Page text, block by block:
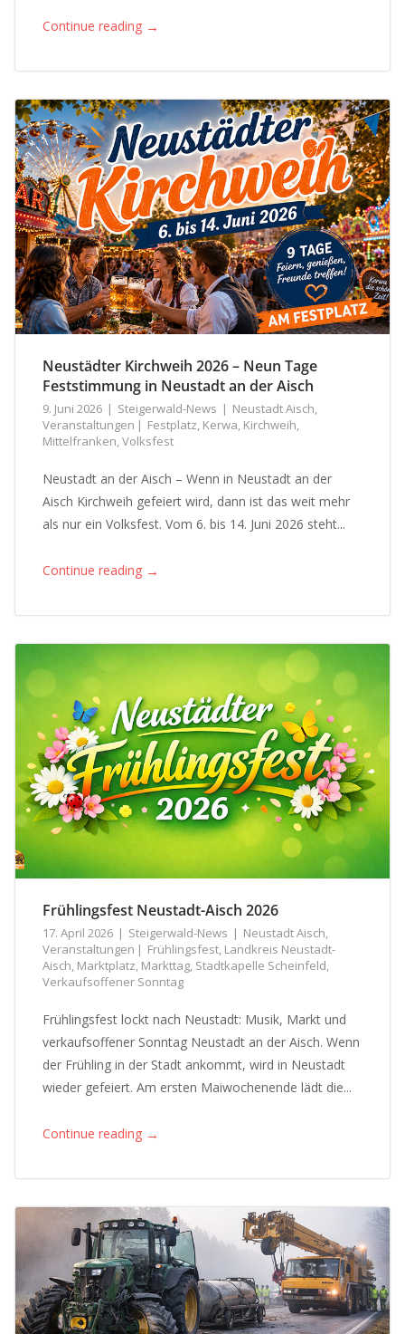
Continue reading →
Neustädter Kirchweih 2026 – Neun Tage
Feststimmung in Neustadt an der Aisch
9. Juni 2026 Steigerwald-News Neustadt Aisch,
Veranstaltungen
Festplatz, Kerwa, Kirchweih,
Mittelfranken,Volksfest
Neustadt an der Aisch – Wenn in Neustadt an der
Aisch Kirchweih gefeiert wird, dann ist das weit mehr
als nur ein Volksfest. Vom 6. bis 14. Juni 2026 steht...
Continue reading →
Frühlingsfest Neustadt-Aisch 2026
17. April 2026 Steigerwald-News Neustadt Aisch,
Veranstaltungen
Frühlingsfest, Landkreis Neustadt-
Aisch, Marktplatz, Markttag, Stadtkapelle Scheinfeld,
Verkaufsoffener Sonntag
Frühlingsfest lockt nach Neustadt: Musik, Markt und
verkaufsoffener Sonntag Neustadt an der Aisch. Wenn
der Frühling in der Stadt ankommt, wird in Neustadt
wieder gefeiert. Am ersten Maiwochenende lädt die...
Continue reading →